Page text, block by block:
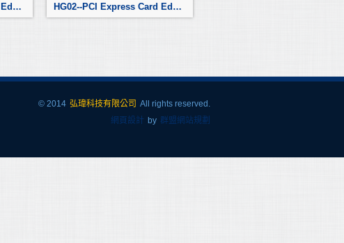
HG02--PCI Express Card Edge Connector HG02--PCI Express Card Edge Connector
© 2014 弘瑋科技有限公司 All rights reserved.
網頁設計 by 群盟網站規劃